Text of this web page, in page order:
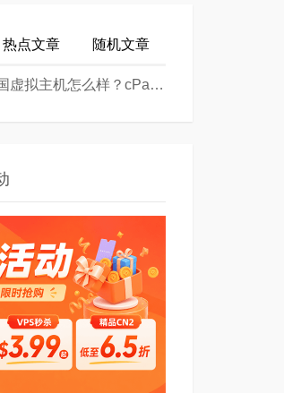
热点文章 随机文章
么样？cPanel面板美国Linux主机方案介绍